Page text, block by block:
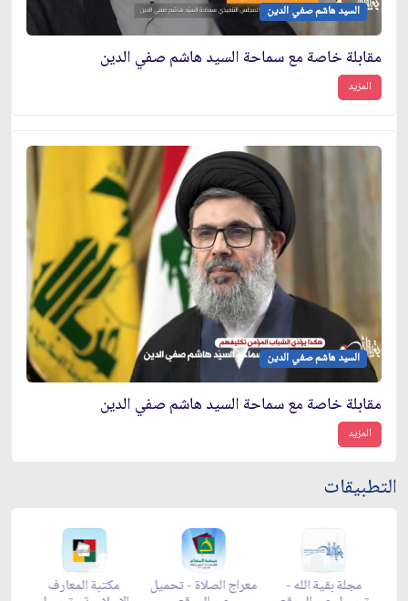
السيد هاشم صفي الدين
مقابلة خاصة مع سماحة السيد هاشم صفي الدين
المزيد
السيد هاشم صفي الدين
مقابلة خاصة مع سماحة السيد هاشم صفي الدين
المزيد
التطبيقات
مكتبة المعارف معراج الصلاة - تحميل مجلة بقية الله -